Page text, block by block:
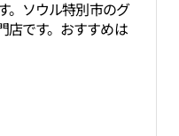
。ソウル特別市のグ
店です。おすすめは